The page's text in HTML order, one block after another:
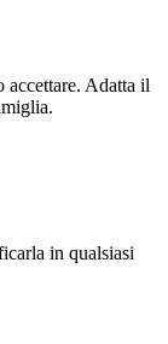
Adatta il
in qualsiasi